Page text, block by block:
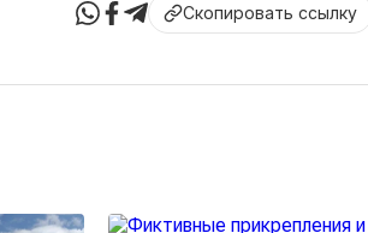
Скопировать ссылку